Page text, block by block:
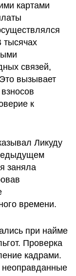
картами
тысячах
связей,
вызывает
к
Ликуду
заняла
времени.
при найме
Проверка
кадрами.
неоправданные